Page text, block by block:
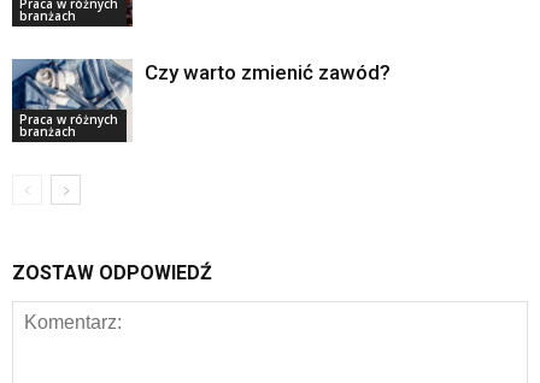
branżach
Praca w różnych
branżach
Czy warto zmienić zawód?
ZOSTAW ODPOWIEDŹ